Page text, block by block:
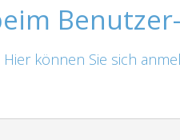
Hier können Sie sich